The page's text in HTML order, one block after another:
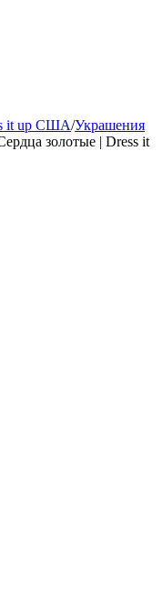
it up США/Украшения
золотые | Dress it